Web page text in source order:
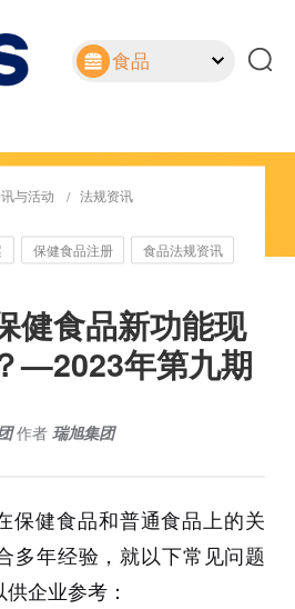
食品
与活动 法规资讯
保健食品注册
食品法规资讯
健食品新功能现
—2023年第九期
作者 瑞旭集团
保健食品和普通食品上的关
多年经验，就以下常见问题
企业参考：